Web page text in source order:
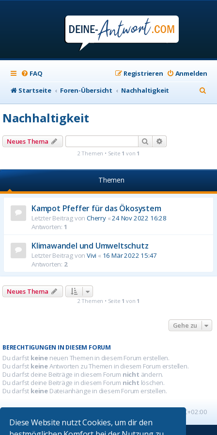
Diese Website nutzt Cookies, um dir den
FAQ Anmelden
Registrieren
Startseite
Foren-Übersicht Nachhaltigkeit
u
Nachhaltigkeit
Neues Thema Suche
2 Themen • Seite 1 von 1
Themen
Kampot Pfeffer für das Ökosystem
Letzter Beitrag von Cherry«24 Nov 2022 16:28
Antworten: 1
Klimawandel und Umweltschutz
Letzter Beitrag von Vivi « 16 Mär 2022 15:47
Antworten: 2
Neues Thema
2 Themen • Seite 1 von 1
Gehe zu
BERECHTIGUNGEN IN DIESEM FORUM
Du darfst keine neuen Themen in diesem Forum erstellen.
Du darfst keineAntworten zu Themen in diesem Forum erstellen.
Du darfst deine Beiträge in diesem Forum nicht ändern.
Du darfst deine Beiträge in diesem Forum nicht löschen.
Du darfst keine Dateianhänge in diesem Forum erstellen.
UTC+02:00